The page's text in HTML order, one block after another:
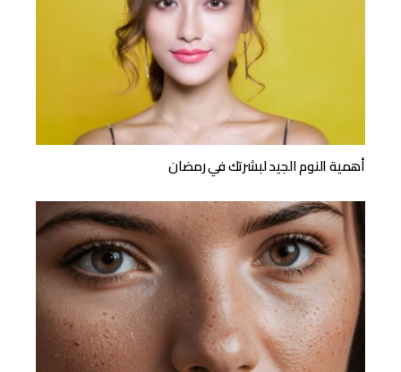
أهمية النوم الجيد لبشرتك في رمضان